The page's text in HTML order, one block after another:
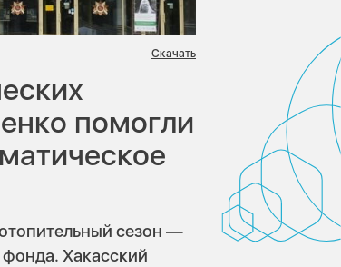
Скачать
помогли
сезон —
Хакасский